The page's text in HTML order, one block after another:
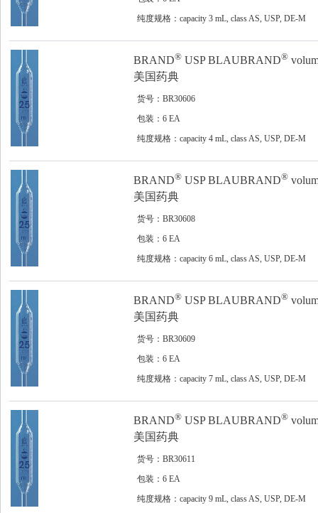
纯度规格：capacity 3 mL, class AS, USP, DE-M
BRAND® USP BLAUBRAND®
美国药典
货号：BR30606
包装：6 EA
纯度规格：capacity 4 mL, class AS, USP, DE-M
BRAND® USP BLAUBRAND®
美国药典
货号：BR30608
包装：6 EA
纯度规格：capacity 6 mL, class AS, USP, DE-M
BRAND® USP BLAUBRAND®
美国药典
货号：BR30609
包装：6 EA
纯度规格：capacity 7 mL, class AS, USP, DE-M
BRAND® USP BLAUBRAND®
美国药典
货号：BR30611
包装：6 EA
纯度规格：capacity 9 mL, class AS, USP, DE-M